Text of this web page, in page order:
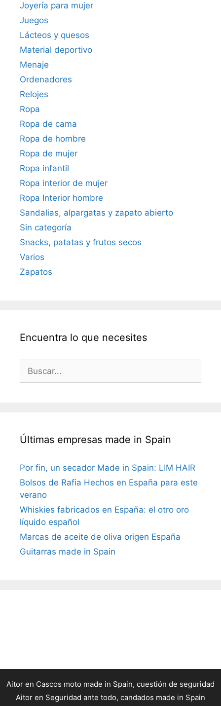
Joyería para mujer
Juegos
Lácteos y quesos
Material deportivo
Menaje
Ordenadores
Relojes
Ropa
Ropa de cama
Ropa de hombre
Ropa de mujer
Ropa infantil
Ropa interior de mujer
Ropa Interior hombre
Sandalias, alpargatas y zapato abierto
Sin categoría
Snacks, patatas y frutos secos
Varios
Zapatos
Encuentra lo que necesites
Buscar:
Últimas empresas made in Spain
Por fin, un secador Made in Spain: LIM HAIR
Bolsos de Rafia Hechos en España para este
verano
Whiskies fabricados en España: el otro oro
líquido español
Marcas de aceite de oliva origen España
Guitarras made in Spain
Aitor en Cascos moto made in Spain, cuestión de seguridad
Aitor en Seguridad ante todo, candados made in Spain